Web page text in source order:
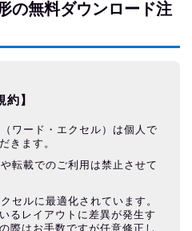
の無料ダウンロード注
】
ワード・エクセル）は個人で
きます。
転載でのご利用は禁止させて
セルに最適化されています。
るレイアウトに差異が発生す
際はお手数ですが任意修正し